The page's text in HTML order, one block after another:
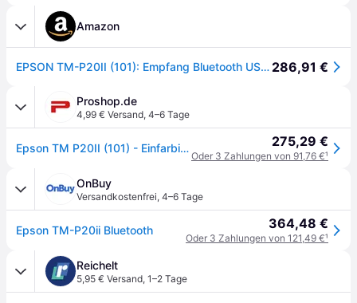
Amazon
EPSON TM-P20II (101): Empfang Bluetooth USB-C EU 286,91 €
Proshop.de
4,99 € Versand, 4–6 Tage
Epson TM P20II (101) - Einfarbig - Dot matrix 275,29 €
Oder 3 Zahlungen von 91,76 €¹
OnBuy
Versandkostenfrei, 4–6 Tage
Epson TM-P20ii Bluetooth 364,48 €
Oder 3 Zahlungen von 121,49 €¹
Reichelt
5,95 € Versand, 1–2 Tage